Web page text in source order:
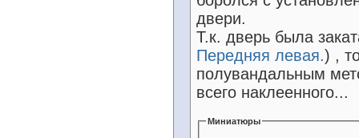
двери.
Т.к. дверь была
Передняя левая.) ,
полувандальным
всего наклеенного...
Миниатюры